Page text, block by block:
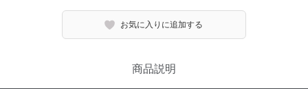
お気に入りに追加する
商品説明